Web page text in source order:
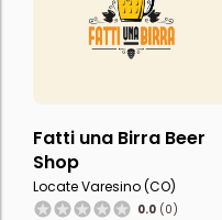
Fatti una Birra Beer
Shop
Locate Varesino (CO)
0.0 (0)